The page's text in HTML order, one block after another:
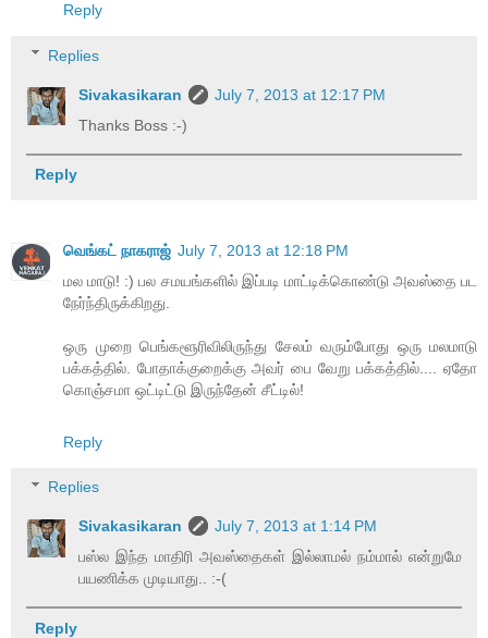
Reply
Replies
Sivakasikaran
July 7, 2013 at 12:17 PM
Thanks Boss :-)
Reply
வெங்கட் நாகராஜ் July 7, 2013 at 12:18 PM
மல மாடு! :) பல சமயங்களில் இப்படி மாட்டிக்கொண்டு அவஸ்தை பட
நேர்ந்திருக்கிறது.
ஒரு முறை பெங்களூரிவிலிருந்து சேலம் வரும்போது ஒரு மலமாடு
பக்கத்தில். போதாக்குறைக்கு அவர் பை வேறு பக்கத்தில்.... ஏதோ
கொஞ்சமா ஒட்டிட்டு இருந்தேன் சீட்டில்!
Reply
Replies
Sivakasikaran
July 7, 2013 at 1:14 PM
பஸ்ல இந்த மாதிரி அவஸ்தைகள் இல்லாமல் நம்மால் என்றுமே
பயணிக்க முடியாது.. :-(
Reply